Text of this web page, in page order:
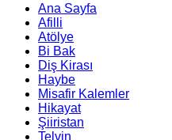
Ana Sayfa
Afilli
Atölye
Bi Bak
Diş Kirası
Haybe
Misafir Kalemler
Hikayat
Şiiristan
Telvin